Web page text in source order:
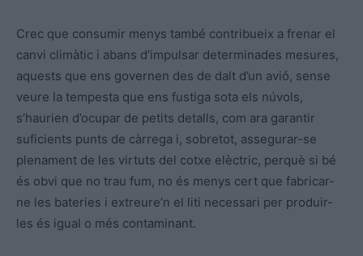
Crec que consumir menys també contribueix a frenar el
canvi climàtic i abans d’impulsar determinades mesures,
aquests que ens governen des de dalt d’un avió, sense
veure la tempesta que ens fustiga sota els núvols,
s’haurien d’ocupar de petits detalls, com ara garantir
suficients punts de càrrega i, sobretot, assegurar-se
plenament de les virtuts del cotxe elèctric, perquè si bé
és obvi que no trau fum, no és menys cert que fabricar-
ne les bateries i extreure’n el liti necessari per produir-
les és igual o més contaminant.